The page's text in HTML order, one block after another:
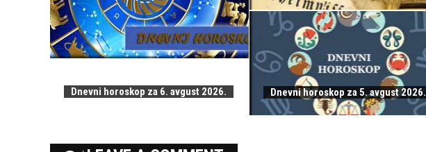
Dnevni horoskop za 6. avgust 2026. Dnevni horoskop za 5. avgust 2026.